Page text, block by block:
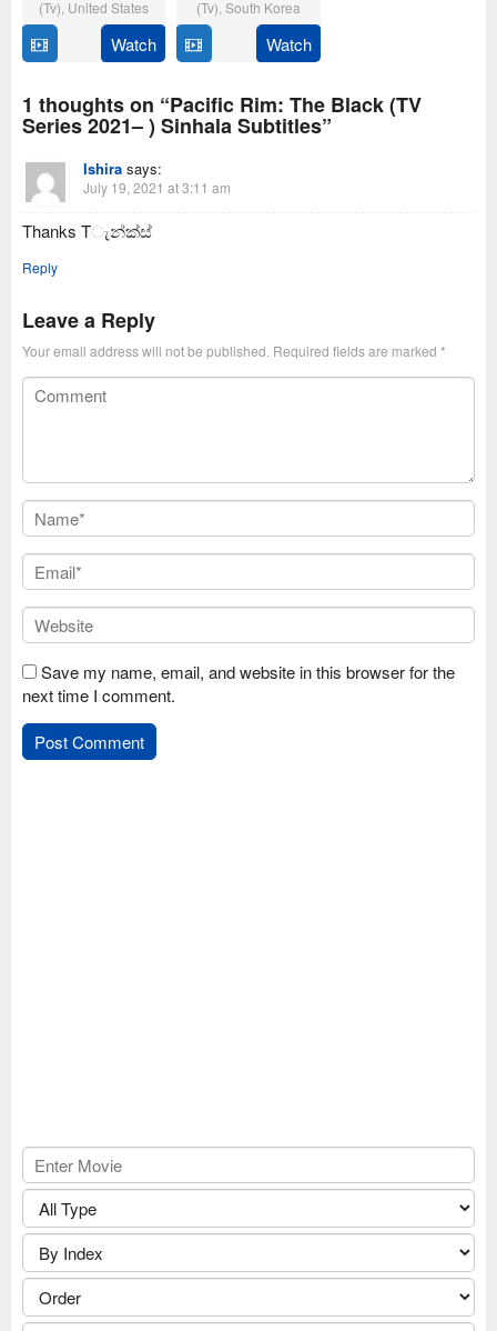
(Tv), United States
16
September
2021
Dan
Dworkin
&
Jay
Beattie
Watch
(Tv),South Korea
July
2021
Naver
Corporation
Watch
1 thoughts on “Pacific Rim: The Black (TV
Series 2021– ) Sinhala Subtitles”
Ishira says:
July 19, 2021 at 3:11 am
Thanks Tැන්ක්ස්
Reply
Leave a Reply
Your email address will not be published. Required fields are marked *
Save my name, email, and website in this browser for the
next time I comment.